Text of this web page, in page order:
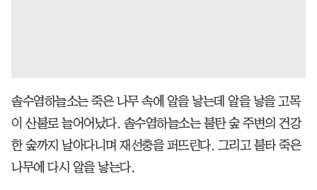
솔수염하늘소는 죽은 나무 속에 알을 낳는데 알을 낳을 고목
이 산불로 늘어어났다. 솔수염하늘소는 불탄 숲 주변의 건강
한 숲까지 날아다니며 재선충을 퍼뜨린다. 그리고 불타 죽은
나무에 다시 알을 낳는다.